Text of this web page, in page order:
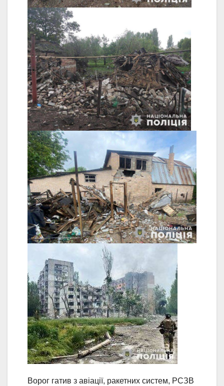
Ворог гатив з авіації, ракетних систем, РСЗВ